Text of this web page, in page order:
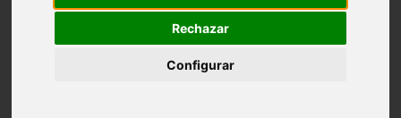
Rechazar
Configurar
Málaga - marbella
Barcelona - barcelona